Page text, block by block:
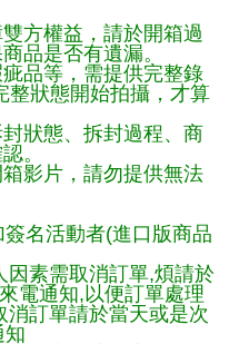
方權益，請於開箱過
品是否有遺漏。
品等，需提供完整錄
整狀態開始拍攝，才算
狀態、拆封過程、商
。
影片，請勿提供無法
名活動者(進口版商品
因素需取消訂單,煩請於
電通知,以便訂單處理
訂單請於當天或是次
知